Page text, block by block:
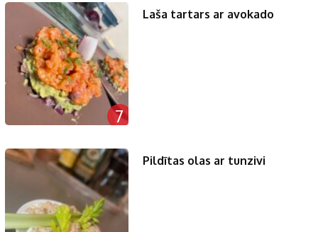
7
Laša tartars ar avokado
Pildītas olas ar tunzivi